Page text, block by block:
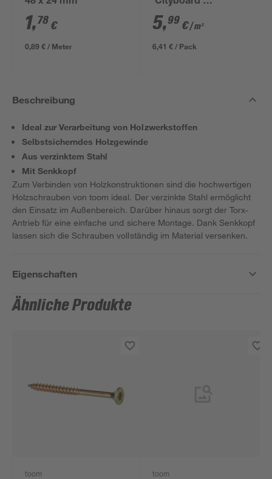
1,78 €
0,89 € / Meter
ungeschliffen 1690 x
634 x 12 mm
5,99 €/ m²
6,41 € / Pack
Beschreibung
Ideal zur Verarbeitung von Holzwerkstoffen
Selbstsicherndes Holzgewinde
Aus verzinktem Stahl
Mit Senkkopf
Zum Verbinden von Holzkonstruktionen sind die hochwertigen
Holzschrauben von toom ideal. Der verzinkte Stahl ermöglicht
den Einsatz im Außenbereich. Darüber hinaus sorgt der Torx-
Antrieb für eine einfache und sichere Montage. Dank Senkkopf
lassen sich die Schrauben vollständig im Material versenken.
Eigenschaften
Ähnliche Produkte
toom toom